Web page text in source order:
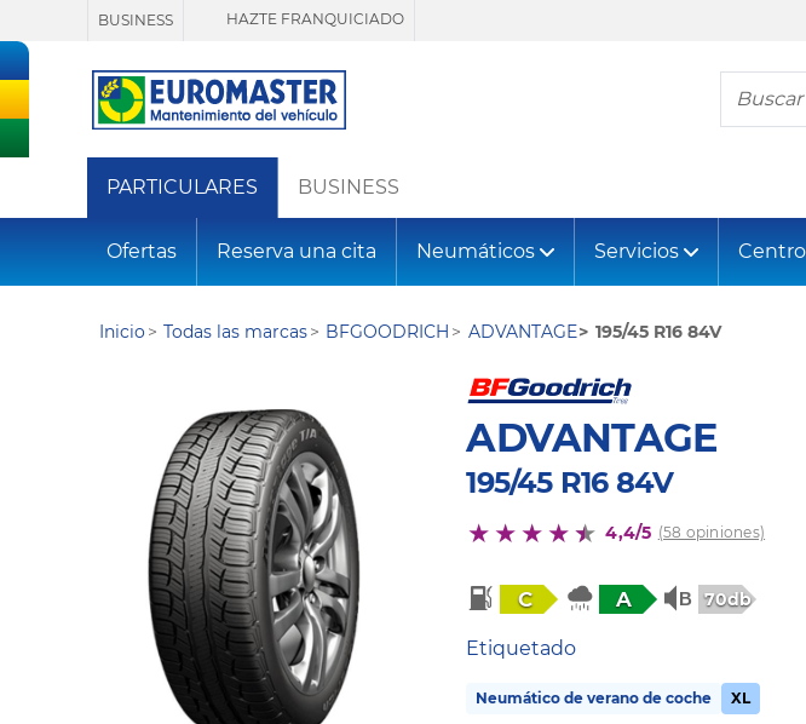
BUSINESS HAZTE FRANQUICIADO
Busca
PARTICULARES BUSINESS
Ofertas Reserva una cita Neumáticos Servicios
Inicio Todas las marcas BFGOODRICH ADVANTAGE 195/45 R16 84V
ADVANTAGE
195/45 R16 84V
4,4/5 (58 opiniones)
C A 70db
Etiquetado
Neumático de verano de coche XL